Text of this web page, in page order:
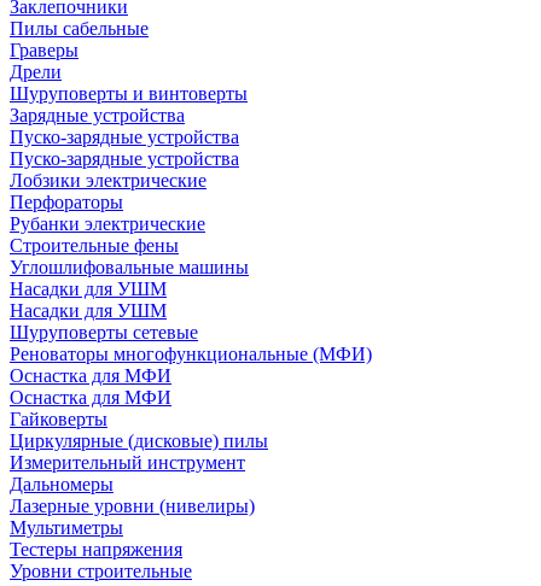
Заклепочники
Пилы сабельные
Граверы
Дрели
Шуруповерты и винтоверты
Зарядные устройства
Пуско-зарядные устройства
Пуско-зарядные устройства
Лобзики электрические
Перфораторы
Рубанки электрические
Строительные фены
Углошлифовальные машины
Насадки для УШМ
Насадки для УШМ
Шуруповерты сетевые
Реноваторы многофункциональные (МФИ)
Оснастка для МФИ
Оснастка для МФИ
Гайковерты
Циркулярные (дисковые) пилы
Измерительный инструмент
Дальномеры
Лазерные уровни (нивелиры)
Мультиметры
Тестеры напряжения
Уровни строительные